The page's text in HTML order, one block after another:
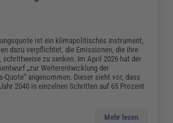
ist ein klimapolitisches Instrument,
dazu verpflichtet, die Emissionen, die ihre
zu senken. Im April 2026 hat der
„zur Weiterentwicklung der
Quote“ angenommen. Dieser sieht vor, dass
2040 in einzelnen Schritten auf 65 Prozent
Mehr lesen